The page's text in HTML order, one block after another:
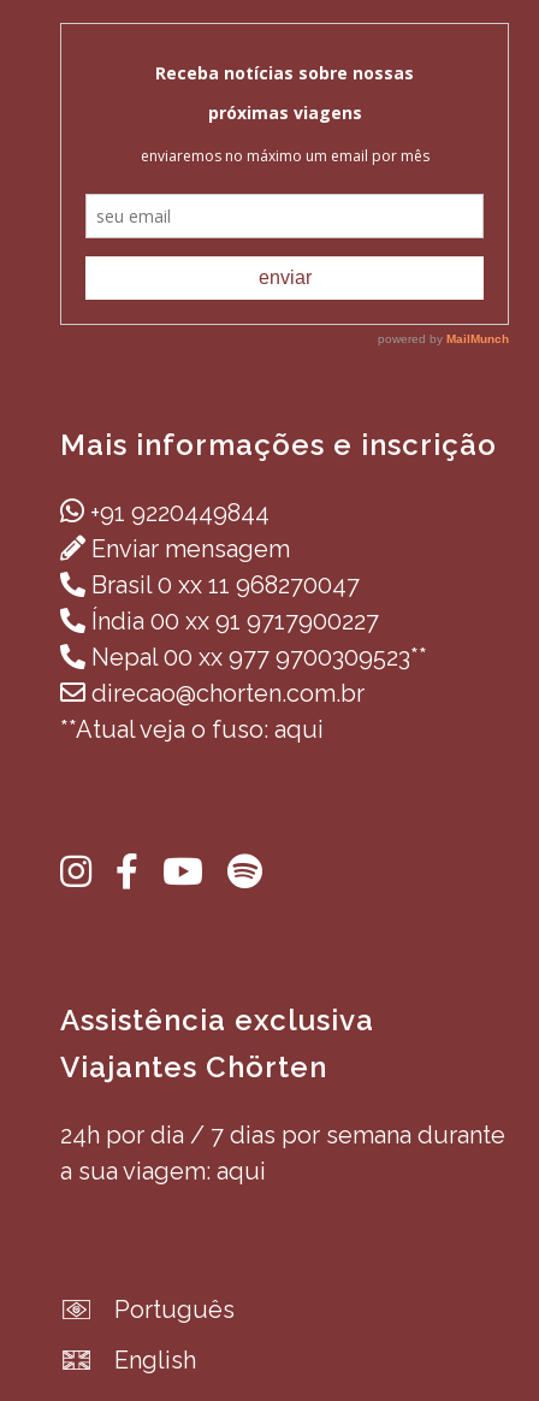
Mais informações e inscrição
+91 9220449844
Enviar mensagem
Brasil 0 xx 11 968270047
Índia 00 xx 91 9717900227
Nepal 00 xx 977 9700309523**
direcao@chorten.com.br
**Atual veja o fuso: aqui
Assistência exclusiva
Viajantes Chörten
24h por dia / 7 dias por semana durante
a sua viagem: aqui
Português
English